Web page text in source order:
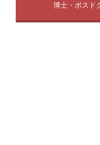
博士・ポスド